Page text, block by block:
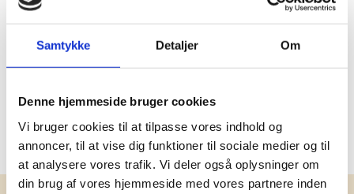
Samtykke Detaljer Om
Denne hjemmeside bruger cookies
Vi bruger cookies til at tilpasse vores indhold og
annoncer, til at vise dig funktioner til sociale medier og til
at analysere vores trafik. Vi deler også oplysninger om
din brug af vores hjemmeside med vores partnere inden
På lager
Mindstekøb 4 stk
Viser 1 til 7 af 7 20